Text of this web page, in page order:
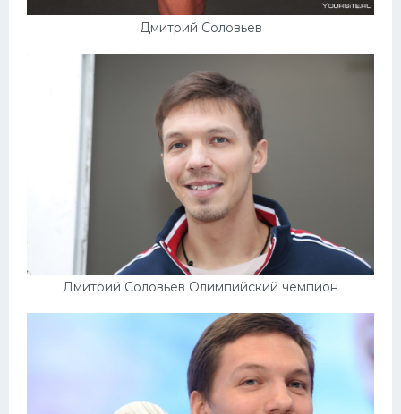
Дмитрий Соловьев
Дмитрий Соловьев Олимпийский чемпион